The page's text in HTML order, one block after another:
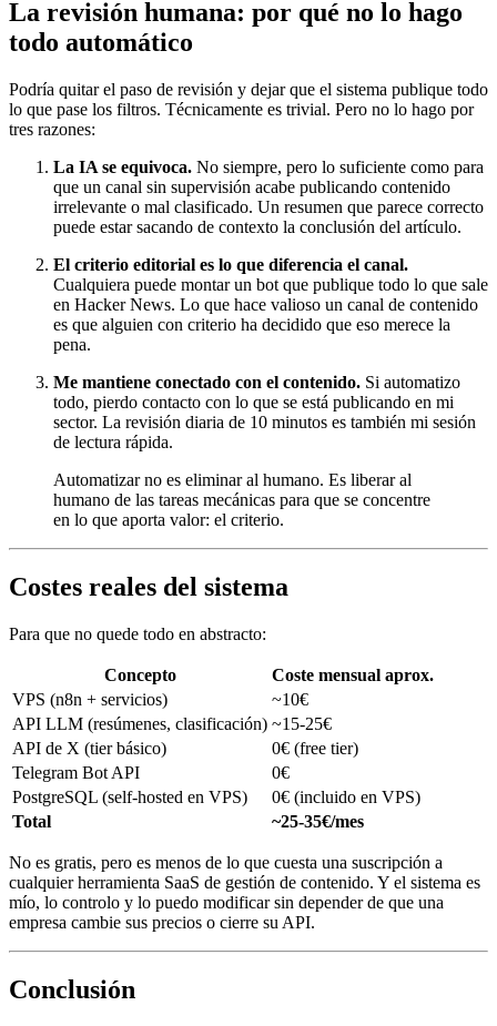
La revisión humana: por qué no lo hago
todo automático
Podría quitar el paso de revisión y dejar que el sistema publique todo
lo que pase los filtros. Técnicamente es trivial. Pero no lo hago por
tres razones:
La IA se equivoca. No siempre, pero lo suficiente como para
que un canal sin supervisión acabe publicando contenido
irrelevante o mal clasificado. Un resumen que parece correcto
puede estar sacando de contexto la conclusión del artículo.
El criterio editorial es lo que diferencia el canal.
Cualquiera puede montar un bot que publique todo lo que sale
en Hacker News. Lo que hace valioso un canal de contenido
es que alguien con criterio ha decidido que eso merece la
pena.
Me mantiene conectado con el contenido. Si automatizo
todo, pierdo contacto con lo que se está publicando en mi
sector. La revisión diaria de 10 minutos es también mi sesión
de lectura rápida.
Automatizar no es eliminar al humano. Es liberar al
humano de las tareas mecánicas para que se concentre
en lo que aporta valor: el criterio.
Costes reales del sistema
Para que no quede todo en abstracto:
Concepto
Coste mensual aprox.
VPS (n8n + servicios)
~10€
API LLM (resúmenes, clasificación) ~15-25€
API de X (tier básico)
0€ (free tier)
Telegram Bot API
0€
PostgreSQL (self-hosted en VPS)
0€ (incluido en VPS)
Total
~25-35€/mes
No es gratis, pero es menos de lo que cuesta una suscripción a
cualquier herramienta SaaS de gestión de contenido. Y el sistema es
mío, lo controlo y lo puedo modificar sin depender de que una
empresa cambie sus precios o cierre su API.
Conclusión